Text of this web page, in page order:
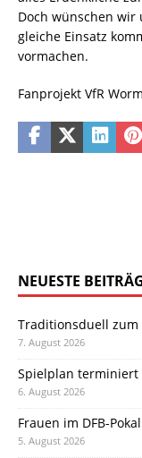
Doch wünschen wir
gleiche Einsatz
vormachen.
Fanprojekt VfR
NEUESTE
Traditionsduell
7. August 2026
Spielplan terminiert
6. August 2026
Frauen im DFB-
5. August 2026